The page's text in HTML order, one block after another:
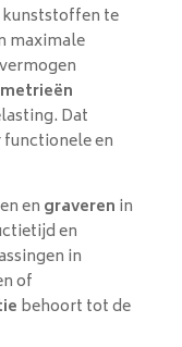
te
maximale
Dat
en
en graveren in
en
in
of
behoort tot de